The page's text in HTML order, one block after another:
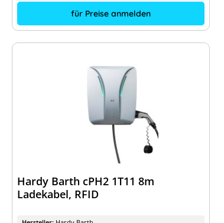
für Preise anmelden
Hardy Barth cPH2 1T11 8m
Ladekabel, RFID